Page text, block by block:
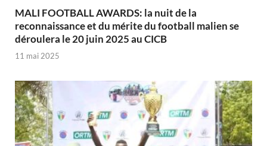
MALI FOOTBALL AWARDS: la nuit de la
reconnaissance et du mérite du football malien se
déroulera le 20 juin 2025 au CICB
11 mai 2025